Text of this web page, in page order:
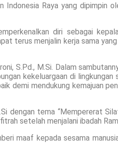
Raya yang dipimpin
diri sebagai
terus menjalin kerja sama
S.Pd., M.Si. Dalam
kekeluargaan di lingkungan
demi mendukung kemajuan
dengan tema “Mempererat
setelah menjalani ibadah
maaf kepada sesama